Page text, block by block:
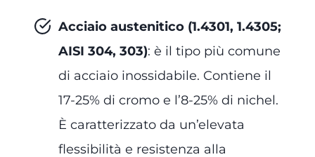
Acciaio austenitico (1.4301, 1.4305;
AISI 304, 303): è il tipo più comune
di acciaio inossidabile. Contiene il
17-25% di cromo e l’8-25% di nichel.
È caratterizzato da un’elevata
flessibilità e resistenza alla